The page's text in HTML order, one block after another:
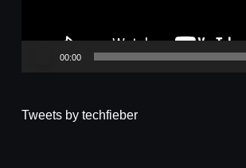
00:00
Tweets by techfieber